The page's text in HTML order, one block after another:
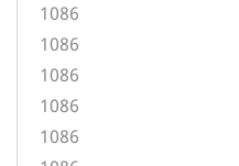
1086
1086
1086
1086
1086